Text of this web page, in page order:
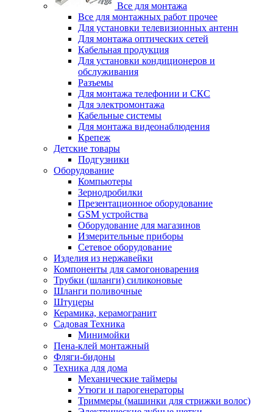
Все для монтажа
Все для монтажных работ прочее
Для установки телевизионных антенн
Для монтажа оптических сетей
Кабельная продукция
Для установки кондиционеров и
обслуживания
Разъемы
Для монтажа телефонии и СКС
Для электромонтажа
Кабельные системы
Для монтажа видеонаблюдения
Крепеж
Детские товары
Подгузники
Оборудование
Компьютеры
Зернодробилки
Презентационное оборудование
GSM устройства
Оборудование для магазинов
Измерительные приборы
Сетевое оборудование
Изделия из нержавейки
Компоненты для самогоноварения
Трубки (шланги) силиконовые
Шланги поливочные
Штуцеры
Керамика, керамогранит
Садовая Техника
Минимойки
Пена-клей монтажный
Фляги-бидоны
Техника для дома
Механические таймеры
Утюги и парогенераторы
Триммеры (машинки для стрижки волос)